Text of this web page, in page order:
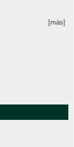
[más]